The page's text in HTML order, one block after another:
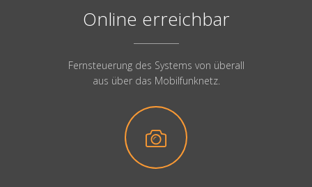
Online erreichbar
Fernsteuerung des Systems von überall
aus über das Mobilfunknetz.